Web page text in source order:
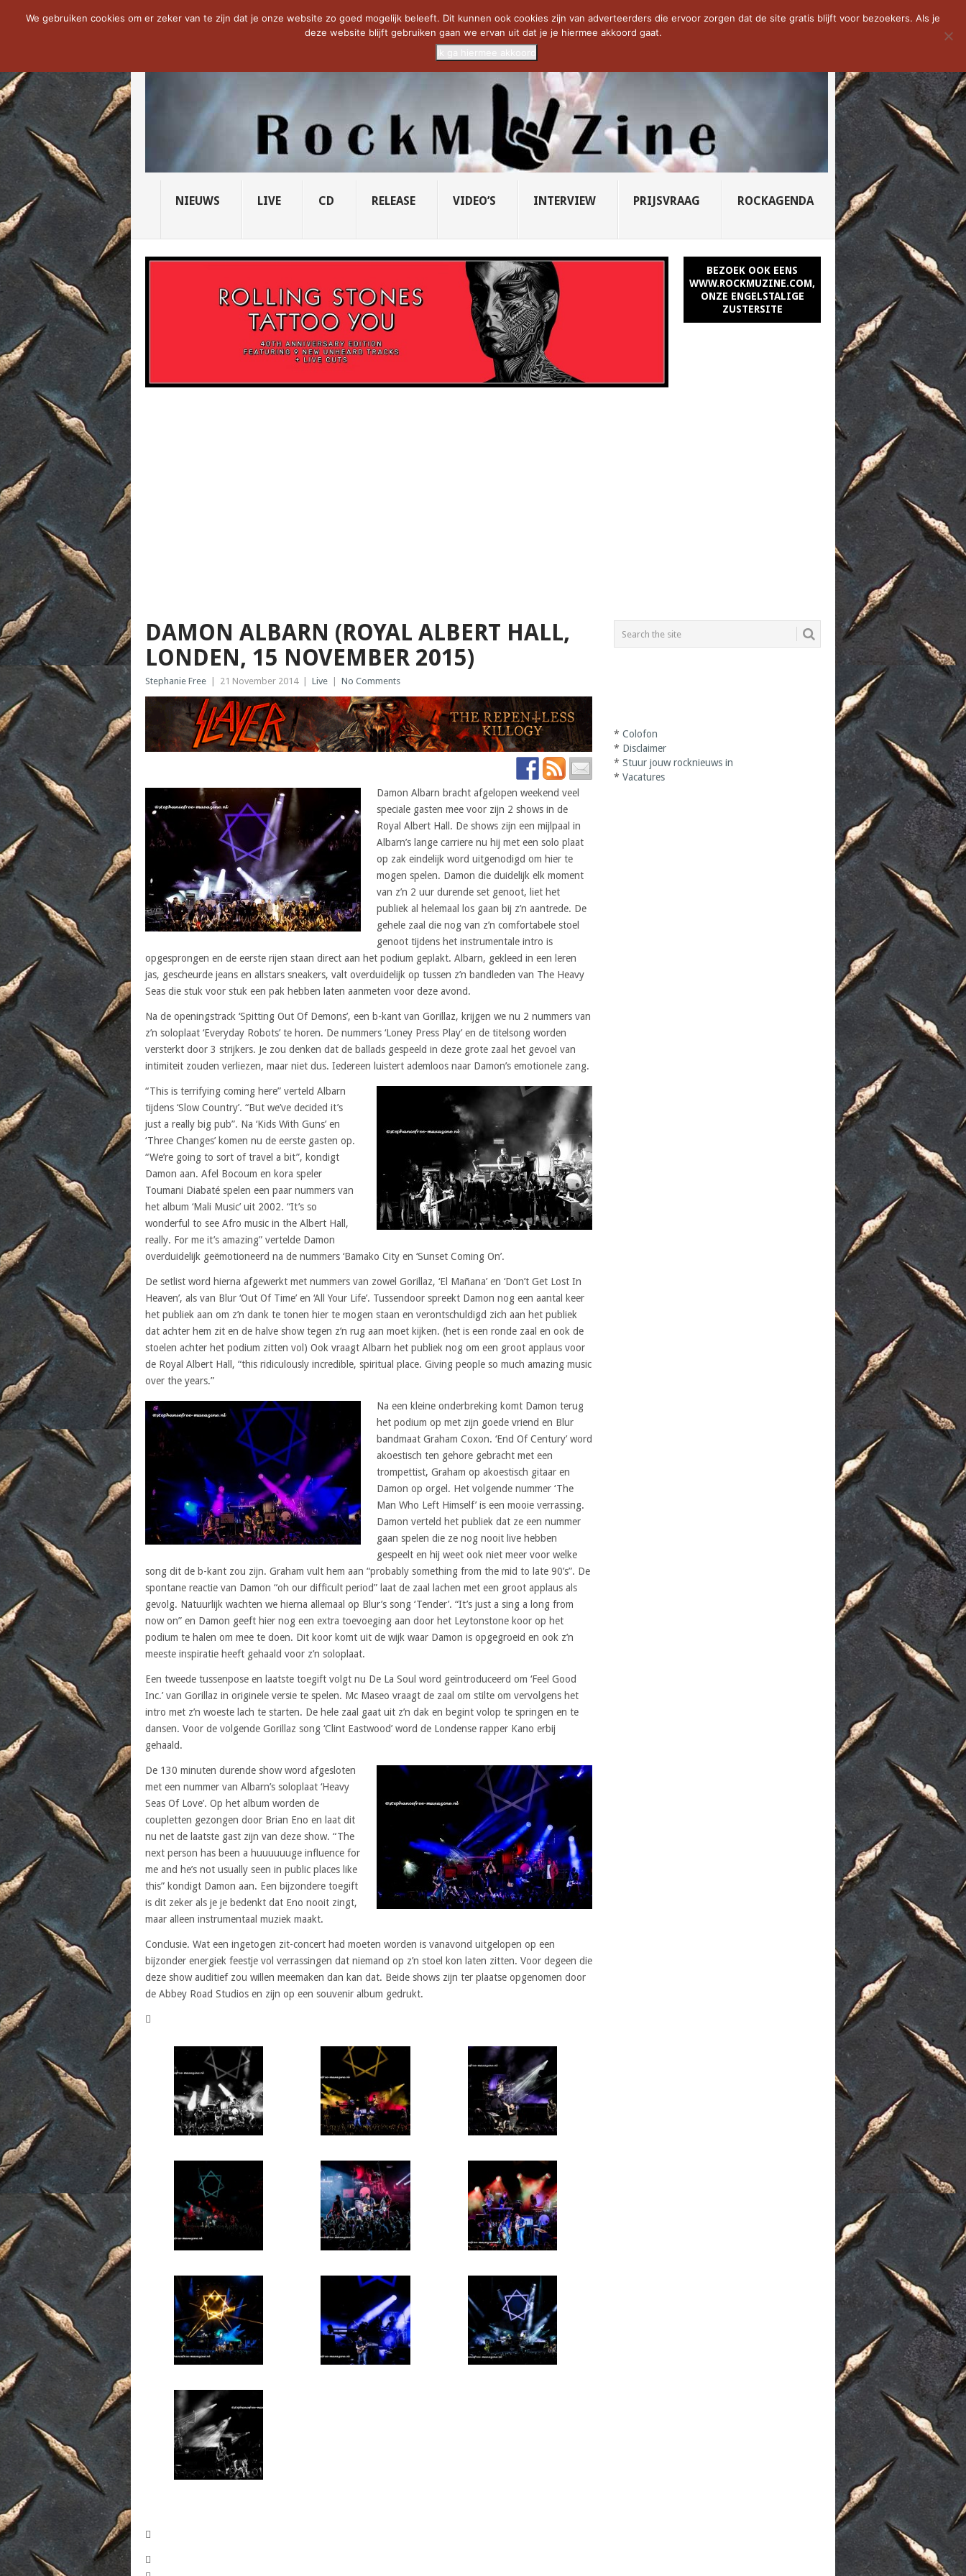
NOW TRENDING: THE VICIOUS HEAD SOCIETY... PRIDE OF LIONS – U... SAVATAGE KOMT TERUG IN 0... CD VAN DE WEEK: SLEEPING...
NIEUWS LIVE CD RELEASE VIDEO’S INTERVIEW PRIJSVRAAG ROCKAGENDA
BEZOEK OOK EENS
WWW.ROCKMUZINE.COM,
ONZE ENGELSTALIGE
ZUSTERSITE
DAMON ALBARN (ROYAL ALBERT HALL,
LONDEN, 15 NOVEMBER 2015)
Stephanie Free 21 November 2014 Live No Comments
Damon Albarn bracht afgelopen weekend veel
speciale gasten mee voor zijn 2 shows in de
Royal Albert Hall. De shows zijn een mijlpaal in
Albarn’s lange carriere nu hij met een solo plaat
op zak eindelijk word uitgenodigd om hier te
mogen spelen. Damon die duidelijk elk moment
van z’n 2 uur durende set genoot, liet het
publiek al helemaal los gaan bij z’n aantrede. De
gehele zaal die nog van z’n comfortabele stoel
genoot tijdens het instrumentale intro is
opgesprongen en de eerste rijen staan direct aan het podium geplakt. Albarn, gekleed in een leren
jas, gescheurde jeans en allstars sneakers, valt overduidelijk op tussen z’n bandleden van The Heavy
Seas die stuk voor stuk een pak hebben laten aanmeten voor deze avond.
Na de openingstrack ‘Spitting Out Of Demons’, een b-kant van Gorillaz, krijgen we nu 2 nummers van
z’n soloplaat ‘Everyday Robots’ te horen. De nummers ‘Loney Press Play’ en de titelsong worden
versterkt door 3 strijkers. Je zou denken dat de ballads gespeeld in deze grote zaal het gevoel van
intimiteit zouden verliezen, maar niet dus. Iedereen luistert ademloos naar Damon’s emotionele zang.
“This is terrifying coming here” verteld Albarn
tijdens ‘Slow Country’. “But we’ve decided it’s
just a really big pub”. Na ‘Kids With Guns’ en
‘Three Changes’ komen nu de eerste gasten op.
“We’re going to sort of travel a bit”, kondigt
Damon aan. Afel Bocoum en kora speler
Toumani Diabaté spelen een paar nummers van
het album ‘Mali Music’ uit 2002. “It’s so
wonderful to see Afro music in the Albert Hall,
really. For me it’s amazing” vertelde Damon
overduidelijk geëmotioneerd na de nummers ‘Bamako City en ‘Sunset Coming On’.
De setlist word hierna afgewerkt met nummers van zowel Gorillaz, ‘El Mañana’ en ‘Don’t Get Lost In
Heaven’, als van Blur ‘Out Of Time’ en ‘All Your Life’. Tussendoor spreekt Damon nog een aantal keer
het publiek aan om z’n dank te tonen hier te mogen staan en verontschuldigd zich aan het publiek
dat achter hem zit en de halve show tegen z’n rug aan moet kijken. (het is een ronde zaal en ook de
stoelen achter het podium zitten vol) Ook vraagt Albarn het publiek nog om een groot applaus voor
de Royal Albert Hall, “this ridiculously incredible, spiritual place. Giving people so much amazing music
over the years.”
Na een kleine onderbreking komt Damon terug
het podium op met zijn goede vriend en Blur
bandmaat Graham Coxon. ‘End Of Century’ word
akoestisch ten gehore gebracht met een
trompettist, Graham op akoestisch gitaar en
Damon op orgel. Het volgende nummer ‘The
Man Who Left Himself’ is een mooie verrassing.
Damon verteld het publiek dat ze een nummer
gaan spelen die ze nog nooit live hebben
gespeelt en hij weet ook niet meer voor welke
song dit de b-kant zou zijn. Graham vult hem aan “probably something from the mid to late 90’s”. De
spontane reactie van Damon “oh our difficult period” laat de zaal lachen met een groot applaus als
gevolg. Natuurlijk wachten we hierna allemaal op Blur’s song ‘Tender’. “It’s just a sing a long from
now on” en Damon geeft hier nog een extra toevoeging aan door het Leytonstone koor op het
podium te halen om mee te doen. Dit koor komt uit de wijk waar Damon is opgegroeid en ook z’n
meeste inspiratie heeft gehaald voor z’n soloplaat.
Een tweede tussenpose en laatste toegift volgt nu De La Soul word geïntroduceerd om ‘Feel Good
Inc.’ van Gorillaz in originele versie te spelen. Mc Maseo vraagt de zaal om stilte om vervolgens het
intro met z’n woeste lach te starten. De hele zaal gaat uit z’n dak en begint volop te springen en te
dansen. Voor de volgende Gorillaz song ‘Clint Eastwood’ word de Londense rapper Kano erbij
gehaald.
De 130 minuten durende show word afgesloten
met een nummer van Albarn’s soloplaat ‘Heavy
Seas Of Love’. Op het album worden de
coupletten gezongen door Brian Eno en laat dit
nu net de laatste gast zijn van deze show. “The
next person has been a huuuuuuge influence for
me and he’s not usually seen in public places like
this” kondigt Damon aan. Een bijzondere toegift
is dit zeker als je je bedenkt dat Eno nooit zingt,
maar alleen instrumentaal muziek maakt.
Conclusie. Wat een ingetogen zit-concert had moeten worden is vanavond uitgelopen op een
bijzonder energiek feestje vol verrassingen dat niemand op z’n stoel kon laten zitten. Voor degeen die
deze show auditief zou willen meemaken dan kan dat. Beide shows zijn ter plaatse opgenomen door
de Abbey Road Studios en zijn op een souvenir album gedrukt.



*Colofon
* Disclaimer
*Stuur jouw rocknieuws in
*Vacatures
We gebruiken cookies om er zeker van te zijn dat je onze website zo goed mogelijk beleeft. Dit kunnen ook cookies zijn van adverteerders die ervoor zorgen dat de site gratis blijft voor bezoekers. Als je
deze website blijft gebruiken gaan we ervan uit dat je je hiermee akkoord gaat.
Ik ga hiermee akkoord